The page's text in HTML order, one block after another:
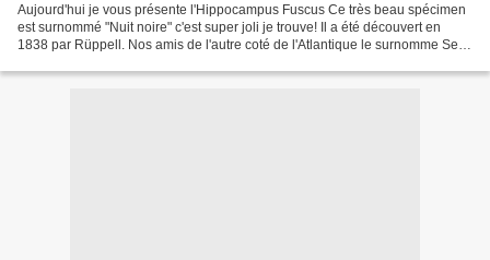
Aujourd'hui je vous présente l'Hippocampus Fuscus Ce très beau spécimen
est surnommé "Nuit noire" c'est super joli je trouve! Il a été découvert en
1838 par Rüppell. Nos amis de l'autre coté de l'Atlantique le surnomme Sea